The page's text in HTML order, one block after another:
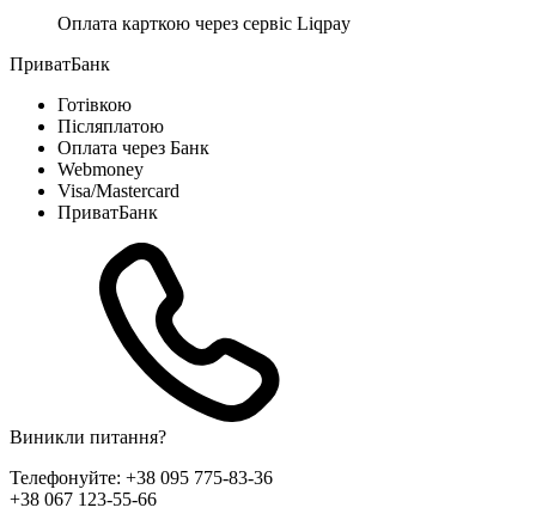
Оплата карткою через сервіс Liqpay
ПриватБанк
Готівкою
Післяплатою
Оплата через Банк
Webmoney
Visa/Mastercard
ПриватБанк
Виникли питання?
Телефонуйте: +38 095 775-83-36
+38 067 123-55-66